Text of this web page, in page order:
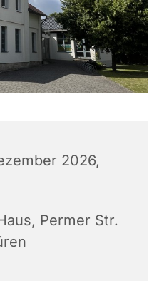
2026,
Permer Str.